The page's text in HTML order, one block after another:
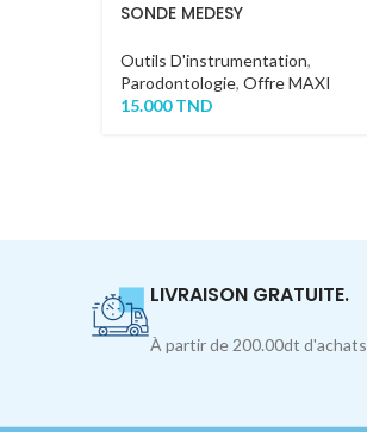
SONDE MEDESY
Outils D'instrumentation,
Parodontologie, Offre MAXI
15.000TND
LIVRAISON GRATUITE.
À partir de 200.00dt d'achats